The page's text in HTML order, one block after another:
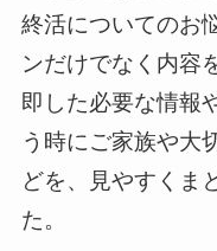
終活についてのお
ンだけでなく内容
即した必要な情報
う時にご家族や大
どを、見やすくま
た。